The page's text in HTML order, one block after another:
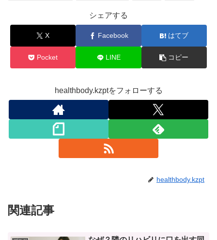
シェアする
X Facebook はてブ
Pocket LINE コピー
healthbody.kzptをフォローする
healthbody.kzpt
関連記事